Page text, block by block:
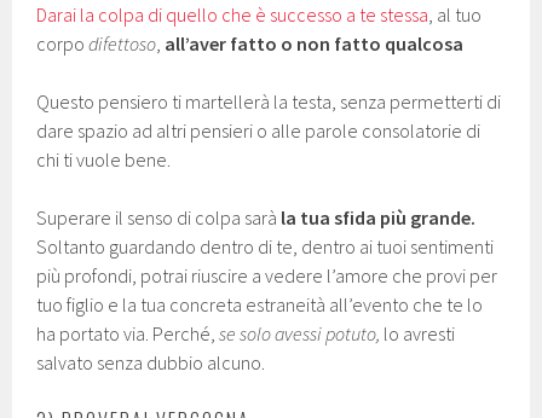
Darai la colpa di quello che è successo a te stessa , al tuo
corpodifettoso all’aver fatto o non fatto qualcosa
Questo pensiero ti martellerà la testa, senza permetterti di
dare spazio ad altri pensieri o alle parole consolatorie di
chi ti vuole bene.
Superare il senso di colpa sarà la tua sfida più grande.
Soltanto guardando dentro di te, dentro ai tuoi sentimenti
più profondi, potrai riuscire a vedere l’amore che provi per
tuo figlio e la tua concreta estraneità all’evento che te lo
ha portato via. Perché,se solo avessi potuto, lo avresti
salvato senza dubbio alcuno.